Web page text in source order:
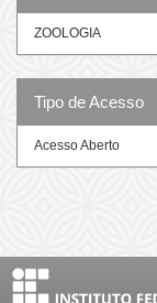
ZOOLOGIA
Tipo de Acesso
Acesso Aberto